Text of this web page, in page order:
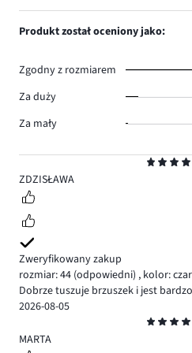
5
ZDZISŁAWA
Zweryfikowany zakup
rozmiar: 44 (odpowiedni) , kolor:
Dobrze tuszuje brzuszek i jest
2026-08-05
5
MARTA
1,
Produkt został oceniony jako:
Zgodny z rozmiarem
Za duży
Za mały